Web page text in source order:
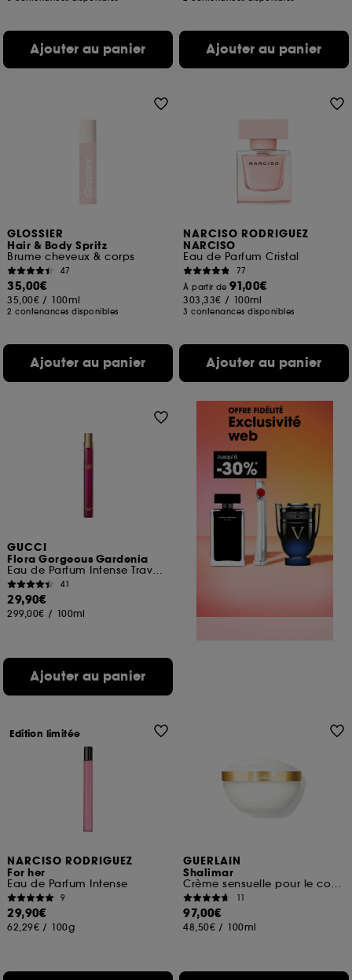
Ajouter au panier Ajouter au panier
GLOSSIER
Hair & Body Spritz
Brume cheveux & corps
47
35,00€
35,00€ / 100ml
2 contenances disponibles
Ajouter au panier
NARCISO RODRIGUEZ
NARCISO
Eau de Parfum Cristal
77
À partir de91,00€
303,33€ / 100ml
3 contenances disponibles
Ajouter au panier
GUCCI
Flora Gorgeous Gardenia
Eau de Parfum Intense Travel size
41
29,90€
299,00€ / 100ml
Ajouter au panier
NARCISO RODRIGUEZ
For her
Eau de Parfum Intense
9
29,90€
62,29€ / 100g
Edition limitée
GUERLAIN
Shalimar
Crème sensuelle pour le corps
11
97,00€
48,50€ / 100ml